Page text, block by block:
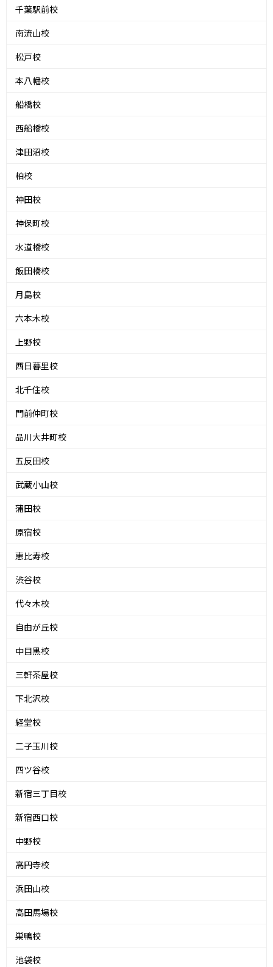
千葉駅前校
南流山校
松戸校
本八幡校
船橋校
西船橋校
津田沼校
柏校
神田校
神保町校
水道橋校
飯田橋校
月島校
六本木校
上野校
西日暮里校
北千住校
門前仲町校
品川大井町校
五反田校
武蔵小山校
蒲田校
原宿校
恵比寿校
渋谷校
代々木校
自由が丘校
中目黒校
三軒茶屋校
下北沢校
経堂校
二子玉川校
四ツ谷校
新宿三丁目校
新宿西口校
中野校
高円寺校
浜田山校
高田馬場校
巣鴨校
池袋校